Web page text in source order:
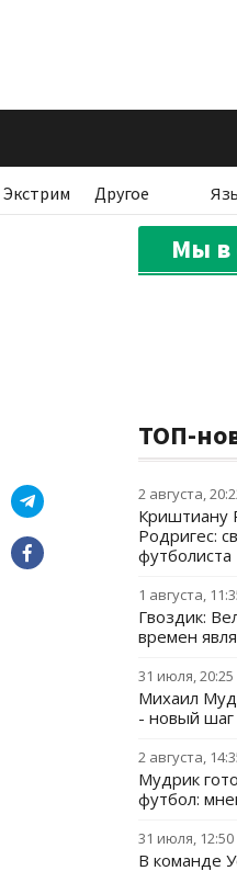
Экстрим Другое
Мы в
ТОП-
2 августа,
Криштиану
Родригес:
футболиста
1 августа,
Гвоздик:
времен
31 июля, 20:25
Михаил
- новый
2 августа,
Мудрик
футбол:
31 июля, 12:50
В команде